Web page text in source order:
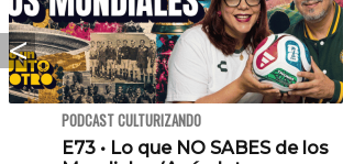
PODCAST CULTURIZANDO
E73 • Lo que NO SABES de los